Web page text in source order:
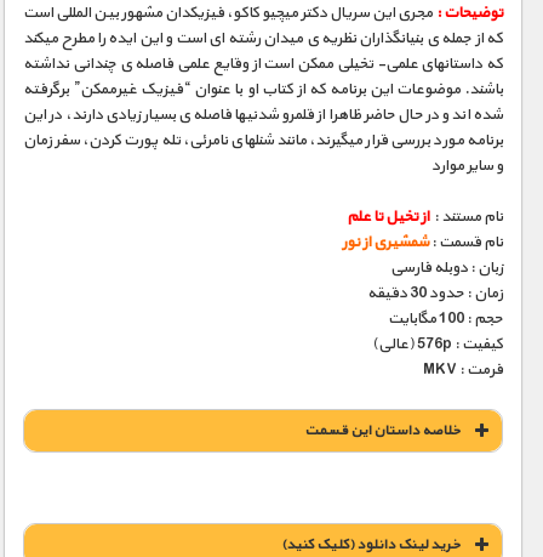
توضیحات : مجری­ این سریال دکتر میچیو کاکو، فیزیکدان مشهور بین­ المللی است
که از جمله­ ی بنیانگذاران نظریه­ ی میدان رشته ­ای است و این ایده را مطرح می­کند
که داستانهای علمی- تخیلی ممکن است از وقایع علمی فاصله­ ی چندانی نداشته
باشند. موضوعات این برنامه که از کتاب او با عنوان “فیزیک غیرممکن” برگرفته
شده­ اند و در حال حاضر ظاهرا از قلمرو شدنی­ها فاصله­ ی بسیار زیادی دارند، در این
برنامه مورد بررسی قرار می­گیرند، مانند شنلهای نامرئی، تله­ پورت کردن، سفر زمان
و سایر موارد
نام مستند : از تخیل تا علم
نام قسمت :شمشیری از نور
زبان : دوبله فارسی
زمان : حدود 30 دقیقه
حجم : 100 مگابایت
کیفیت : 576p (عالی)
فرمت : MKV
خلاصه داستان این قسمت
خريد لينک دانلود (کليک کنيد)